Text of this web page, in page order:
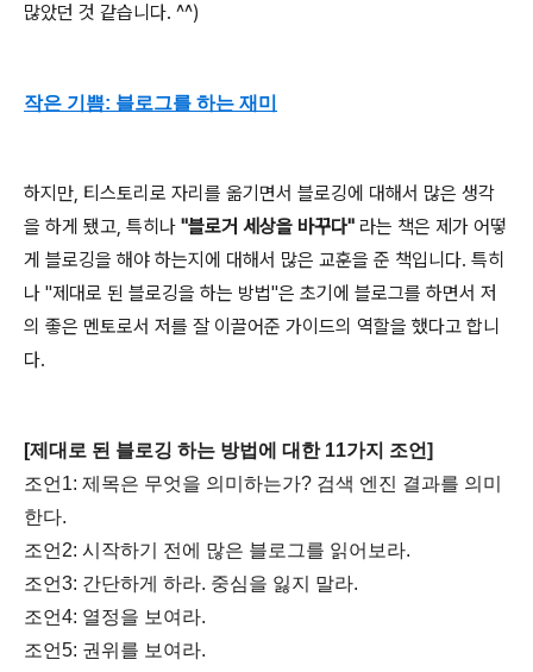
많았던 것 같습니다. ^^)
작은 기쁨: 블로그를 하는 재미
하지만, 티스토리로 자리를 옮기면서 블로깅에 대해서 많은 생각
을 하게 됐고, 특히나 "블로거 세상을 바꾸다" 라는 책은 제가 어떻
게 블로깅을 해야 하는지에 대해서 많은 교훈을 준 책입니다. 특히
나 "제대로 된 블로깅을 하는 방법"은 초기에 블로그를 하면서 저
의 좋은 멘토로서 저를 잘 이끌어준 가이드의 역할을 했다고 합니
다.
[제대로 된 블로깅 하는 방법에 대한 11가지 조언]
조언1: 제목은 무엇을 의미하는가? 검색 엔진 결과를 의미
한다.
조언2: 시작하기 전에 많은 블로그를 읽어보라.
조언3: 간단하게 하라. 중심을 잃지 말라.
조언4: 열정을 보여라.
조언5: 권위를 보여라.